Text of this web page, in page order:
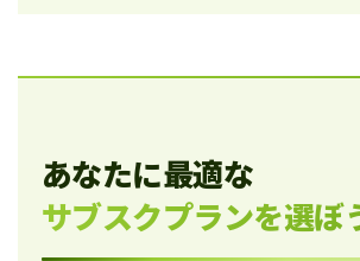
あなたに最適な
サブスクプランを選ぼ